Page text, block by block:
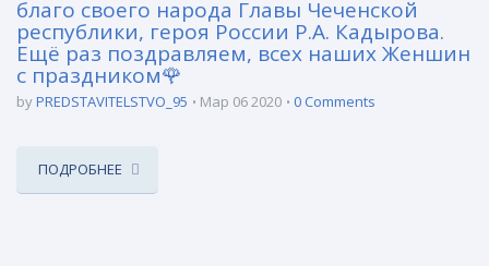
благо своего народа Главы Чеченской
республики, героя России Р.А. Кадырова.
Ещё раз поздравляем, всех наших Женшин
с праздником🌹
byPREDSTAVITELSTVO_95 Мар 06 2020 0 Comments
ПОДРОБНЕЕ